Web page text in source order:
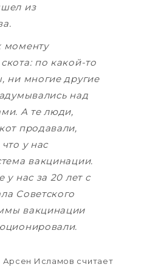
из
моменту
по какой-то
ни многие другие
над
А те люди,
продавали,
у нас
вакцинации.
у нас за 20 лет с
Советского
вакцинации
Арсен Исламов считает